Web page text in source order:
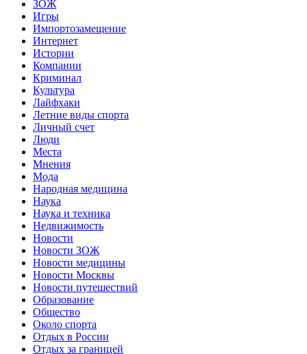
ЗОЖ
Игры
Импортозамещение
Интернет
Истории
Компании
Криминал
Культура
Лайфхаки
Летние виды спорта
Личный счет
Люди
Места
Мнения
Мода
Народная медицина
Наука
Наука и техника
Недвижимость
Новости
Новости ЗОЖ
Новости медицины
Новости Москвы
Новости путешествий
Образование
Общество
Около спорта
Отдых в России
Отдых за границей